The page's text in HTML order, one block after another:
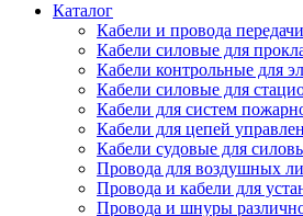
Каталог
Кабели и провода
Кабели силовые для
Кабели контрольные для
Кабели силовые для
Кабели для систем
Кабели для цепей
Кабели судовые для
Провода для воздушных
Провода и кабели для
Провода и шнуры